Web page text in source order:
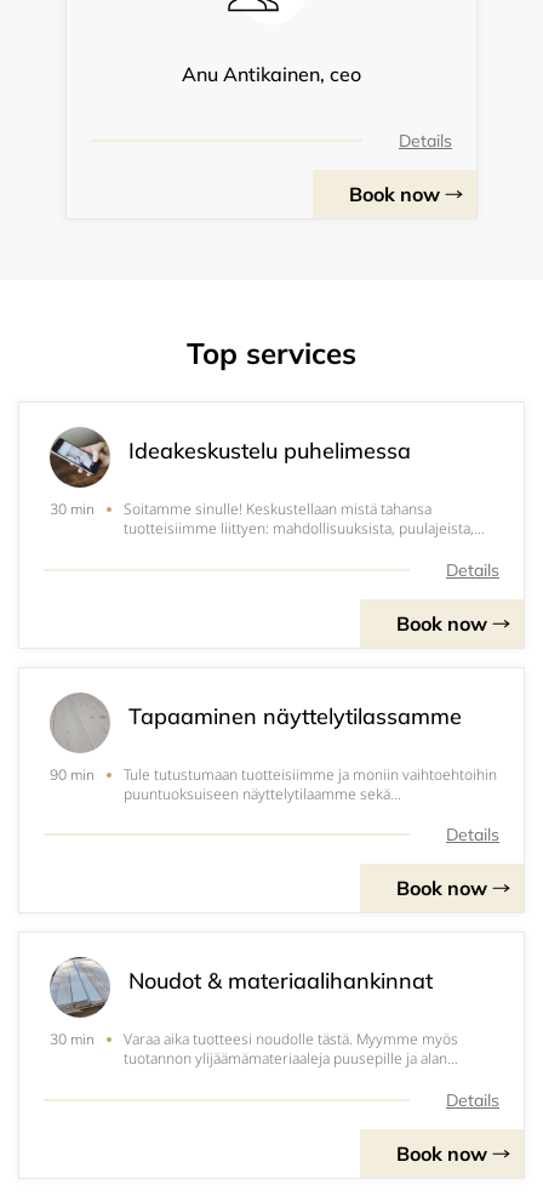
Anu Antikainen, ceo
Details
Book now
Top services
Ideakeskustelu puhelimessa
30 min
Soitamme sinulle! Keskustellaan mistä tahansa
tuotteisiimme liittyen: mahdollisuuksista, puulajeista,
Details
Book now
Tapaaminen näyttelytilassamme
90 min
Tule tutustumaan tuotteisiimme ja moniin vaihtoehtoihin
puuntuoksuiseen näyttelytilaamme sekä
Details
Book now
Noudot & materiaalihankinnat
30 min
Varaa aika tuotteesi noudolle tästä. Myymme myös
tuotannon ylijäämämateriaaleja puusepille ja alan
tarkoituksiin. Noudot ovat saatavilla vain valmiiksi Details
Book now